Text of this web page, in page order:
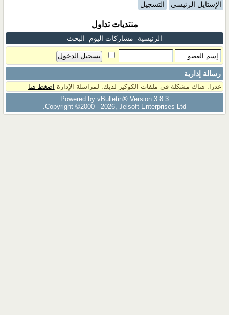
الإستايل الرئيسي التسجيل
منتديات تداول
الرئيسية مشاركات اليوم البحث
رسالة إدارية
عذرا. هناك مشكلة فى ملفات الكوكيز لديك. لمراسلة الإدارة اضغط هنا
Powered by vBulletin® Version 3.8.3
Copyright ©2000 - 2026, Jelsoft Enterprises Ltd.